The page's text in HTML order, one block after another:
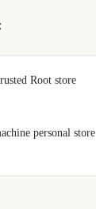
Root store
personal store